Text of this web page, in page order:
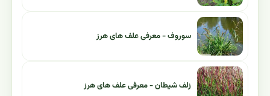
سوروف - معرفی علف های هرز
زلف شیطان - معرفی علف های هرز